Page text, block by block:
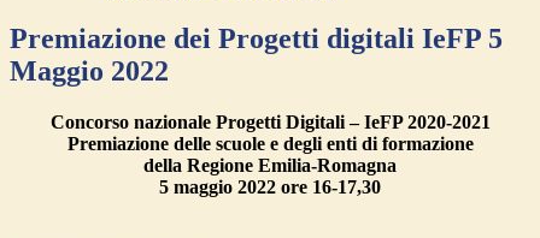
Premiazione dei Progetti digitali IeFP 5
Maggio 2022
Concorso nazionale Progetti Digitali – IeFP 2020-2021
Premiazione delle scuole e degli enti di formazione
della Regione Emilia-Romagna
5 maggio 2022 ore 16-17,30